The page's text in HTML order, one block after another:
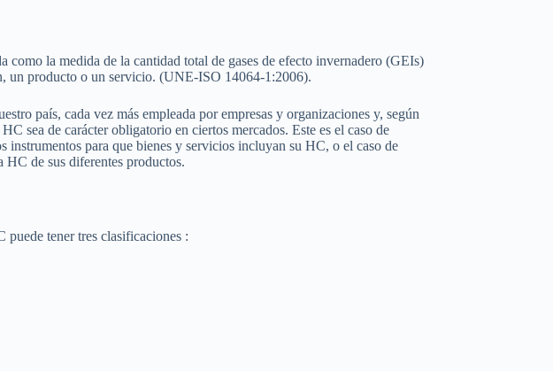
como la medida de la cantidad total de gases de efecto invernadero (GEIs)
un producto o un servicio. (UNE-ISO 14064-1:2006).
país, cada vez más empleada por empresas y organizaciones y, según
sea de carácter obligatorio en ciertos mercados. Este es el caso de
instrumentos para que bienes y servicios incluyan su HC, o el caso de
de sus diferentes productos.
tener tres clasificaciones :